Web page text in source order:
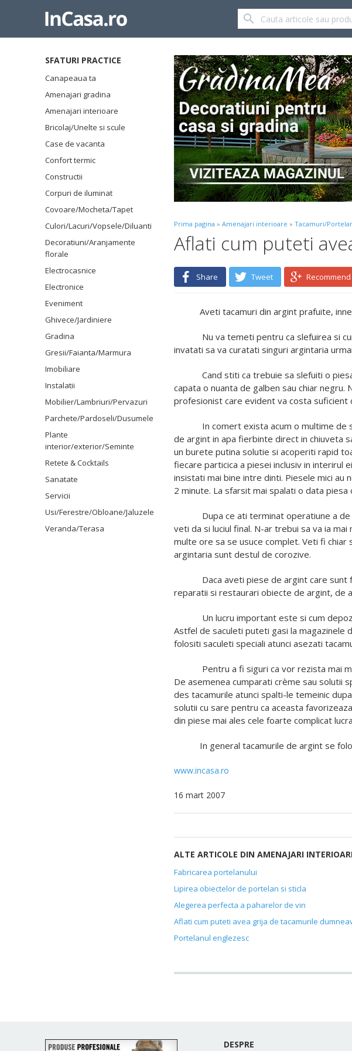
SFATURI PRACTICE
Canapeaua ta
Amenajari gradina
Amenajari interioare
Bricolaj/Unelte si scule
Case de vacanta
Confort termic
Constructii
Corpuri de iluminat
Covoare/Mocheta/Tapet
Culori/Lacuri/Vopsele/Diluanti
Decoratiuni/Aranjamente
florale
Electrocasnice
Electronice
Eveniment
Ghivece/Jardiniere
Gradina
Gresii/Faianta/Marmura
Imobiliare
Instalatii
Mobilier/Lambriuri/Pervazuri
Parchete/Pardoseli/Dusumele
Plante
interior/exterior/Seminte
Retete & Cocktails
Sanatate
Servicii
Usi/Ferestre/Obloane/Jaluzele
Veranda/Terasa
Prima pagina » Amenajari interioare » Tacamuri/
Aflati cum puteti
Share Tweet Recommend
Aveti tacamuri din argint prafuite,
Nu va temeti pentru ca slefuirea si
invatati sa va curatati singuri argintaria
Cand stiti ca trebuie sa slefuiti o
capata o nuanta de galben sau chiar
profesionist care evident va costa suficient
In comert exista acum o multime de
de argint in apa fierbinte direct in chiuveta
un burete putina solutie si acoperiti rapid
fiecare particica a piesei inclusiv in interirul
insistati mai bine intre dinti. Piesele mici au
2 minute. La sfarsit mai spalati o data
Dupa ce ati terminat operatiune a
veti da si luciul final. N-ar trebui sa va ia
multe ore sa se usuce complet. Veti fi
argintaria sunt destul de corozive.
Daca aveti piese de argint care
reparatii si restaurari obiecte de argint, de
Un lucru important este si cum
Astfel de saculeti puteti gasi la magazinele
folositi saculeti speciali atunci asezati
Pentru a fi siguri ca vor rezista mai mult
De asemenea cumparati crème sau solutii
des tacamurile atunci spalti-le temeinic
solutii cu sare pentru ca aceasta
din piese mai ales cele foarte complicat
In general tacamurile de argint se
www.incasa.ro
16 mart 2007
ALTE ARTICOLE DIN AMENAJARI
Fabricarea portelanului
Lipirea obiectelor de portelan si sticla
Alegerea perfecta a paharelor de vin
Aflati cum puteti avea grija de tacamurile
Portelanul englezesc
DESPRE